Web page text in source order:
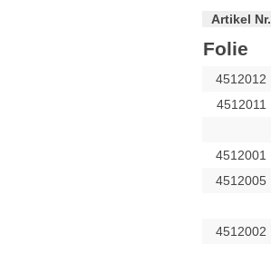
Artikel Nr.
Folie
4512012
4512011
4512001
4512005
4512002